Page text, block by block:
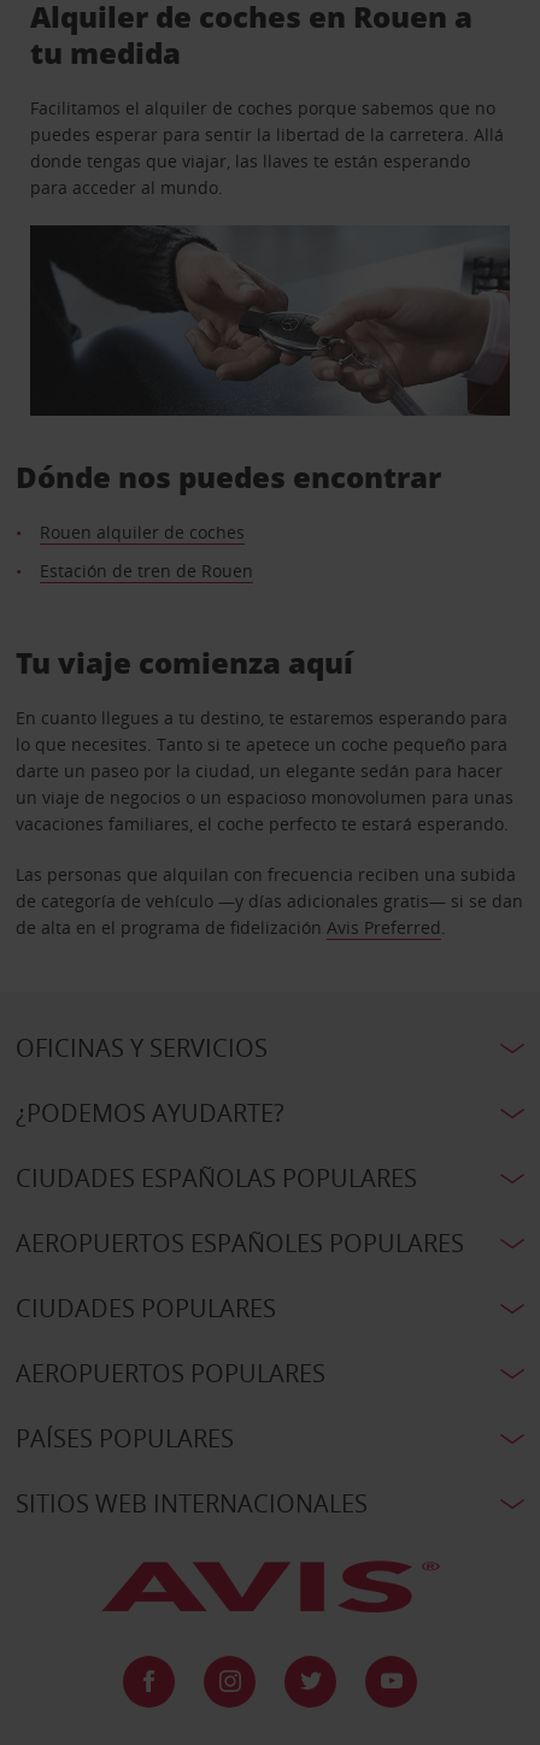
Alquiler de coches en Rouen a
tu medida
Facilitamos el alquiler de coches porque sabemos que no
puedes esperar para sentir la libertad de la carretera. Allá
donde tengas que viajar, las llaves te están esperando
para acceder al mundo.
Dónde nos puedes encontrar
Rouen alquiler de coches
Estación de tren de Rouen
Tu viaje comienza aquí
En cuanto llegues a tu destino, te estaremos esperando para
lo que necesites. Tanto si te apetece un coche pequeño para
darte un paseo por la ciudad, un elegante sedán para hacer
un viaje de negocios o un espacioso monovolumen para unas
vacaciones familiares, el coche perfecto te estará esperando.
Las personas que alquilan con frecuencia reciben una subida
de categoría de vehículo —y días adicionales gratis— si se dan
de alta en el programa de fidelización Avis Preferred.
OFICINAS Y SERVICIOS
¿PODEMOS AYUDARTE?
CIUDADES ESPAÑOLAS POPULARES
AEROPUERTOS ESPAÑOLES POPULARES
CIUDADES POPULARES
AEROPUERTOS POPULARES
PAÍSES POPULARES
SITIOS WEB INTERNACIONALES